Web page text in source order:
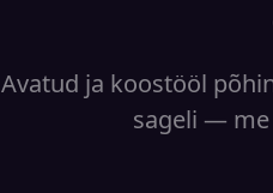
Avatud ja koostööl
sageli — me